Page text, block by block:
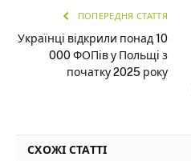
ПОПЕРЕДНЯ СТАТТЯ
Українці відкрили понад 10
000 ФОПів у Польщі з
початку 2025 року
СХОЖІ СТАТТІ